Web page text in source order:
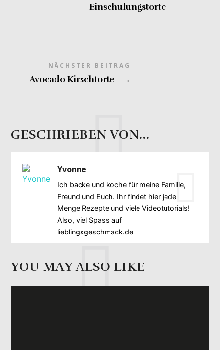
Einschulungstorte
NÄCHSTER BEITRAG
Avocado Kirschtorte →
GESCHRIEBEN VON...
Yvonne
Ich backe und koche für meine Familie,
Freund und Euch. Ihr findet hier jede
Menge Rezepte und viele Videotutorials!
Also, viel Spass auf
lieblingsgeschmack.de
YOU MAY ALSO LIKE